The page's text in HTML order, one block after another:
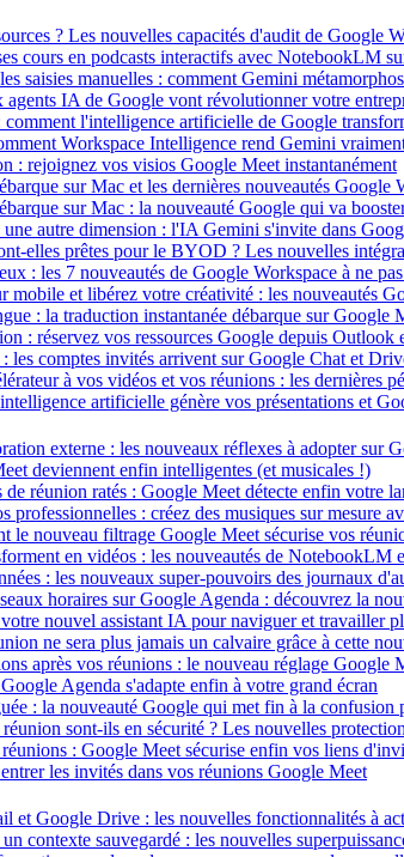
? Les nouvelles capacités d'audit de Google
cours en podcasts interactifs avec NotebookLM
saisies manuelles : comment Gemini
agents IA de Google vont révolutionner votre
comment l'intelligence artificielle de Google
Workspace Intelligence rend Gemini
: rejoignez vos visios Google Meet instantanément
sur Mac et les dernières nouveautés Google
sur Mac : la nouveauté Google qui va
autre dimension : l'IA Gemini s'invite dans
elles prêtes pour le BYOD ? Les nouvelles
: les 7 nouveautés de Google Workspace à ne
mobile et libérez votre créativité : les nouveautés
: la traduction instantanée débarque sur Google
: réservez vos ressources Google depuis Outlook
les comptes invités arrivent sur Google Chat et
à vos vidéos et vos réunions : les dernières
artificielle génère vos présentations et
externe : les nouveaux réflexes à adopter sur
deviennent enfin intelligentes (et musicales !)
de réunion ratés : Google Meet détecte enfin votre
professionnelles : créez des musiques sur mesure
le nouveau filtrage Google Meet sécurise vos
en vidéos : les nouveautés de NotebookLM
: les nouveaux super-pouvoirs des journaux
horaires sur Google Agenda : découvrez la
nouvel assistant IA pour naviguer et travailler
ne sera plus jamais un calvaire grâce à cette
après vos réunions : le nouveau réglage Google
Agenda s'adapte enfin à votre grand écran
: la nouveauté Google qui met fin à la confusion
sont-ils en sécurité ? Les nouvelles
: Google Meet sécurise enfin vos liens
les invités dans vos réunions Google Meet
et Google Drive : les nouvelles fonctionnalités à
contexte sauvegardé : les nouvelles